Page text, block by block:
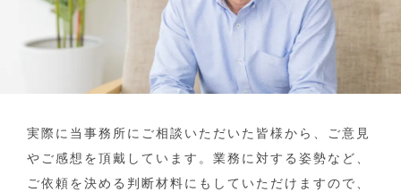
実際に当事務所にご相談いただいた皆様から、ご意見
やご感想を頂戴しています。業務に対する姿勢など、
ご依頼を決める判断材料にもしていただけますので、